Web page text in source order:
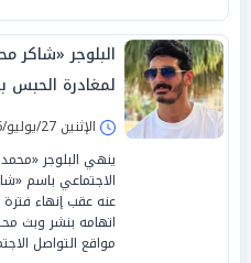
البلوجر «شاكر
لمغادرة الحبس
الإثنين 27/يوليو/2026 - 03:11 م
ينهي البلوجر
الاجتماعي باسم
عنه عقب إنهاء
اتهامه بنشر وبث
مواقع التواصل